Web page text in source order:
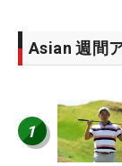
Asian 週間
1